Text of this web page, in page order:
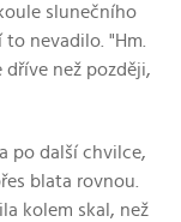
slunečního
nevadilo. "Hm.
dříve než později,
po další chvilce,
blata rovnou.
kolem skal, než